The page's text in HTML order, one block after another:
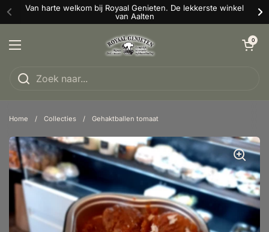
Ga naar content
Van harte welkom bij Royaal Genieten. De lekkerste winkel
van Aalten
Menu openen
Winkelwagentje
0
Home / Collecties / Gehaktballen tomaat